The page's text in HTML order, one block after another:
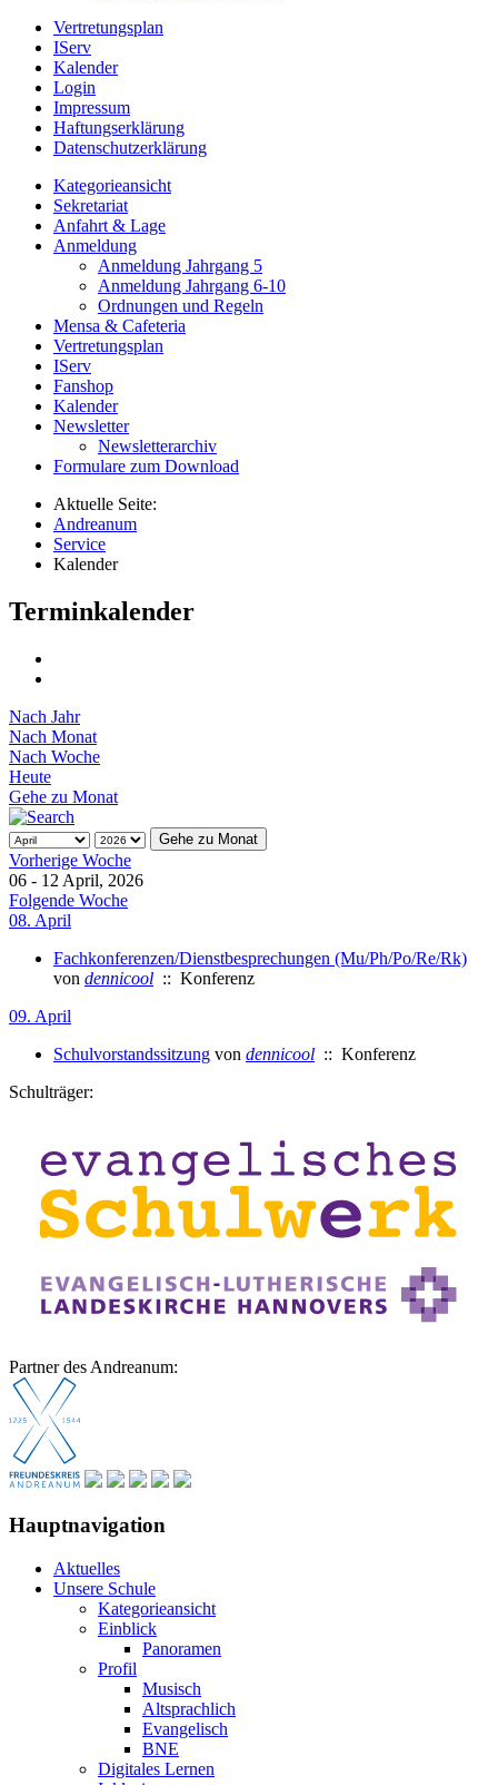
Vertretungsplan
IServ
Kalender
Login
Impressum
Haftungserklärung
Datenschutzerklärung
Kategorieansicht
Sekretariat
Anfahrt & Lage
Anmeldung
Anmeldung Jahrgang 5
Anmeldung Jahrgang 6-10
Ordnungen und Regeln
Mensa & Cafeteria
Vertretungsplan
IServ
Fanshop
Kalender
Newsletter
Newsletterarchiv
Formulare zum Download
Aktuelle Seite:
Andreanum
Service
Kalender
Terminkalender
Nach Jahr
Nach Monat
Nach Woche
Heute
Gehe zu Monat
Gehe zu Monat
Vorherige Woche
06 - 12 April, 2026
Folgende Woche
08. April
Fachkonferenzen/Dienstbesprechungen (Mu/Ph/Po/Re/Rk)
von dennicool :: Konferenz
09. April
Schulvorstandssitzung von dennicool :: Konferenz
Schulträger:
Partner des Andreanum:
Hauptnavigation
Aktuelles
Unsere Schule
Kategorieansicht
Einblick
Panoramen
Profil
Musisch
Altsprachlich
Evangelisch
BNE
Digitales Lernen